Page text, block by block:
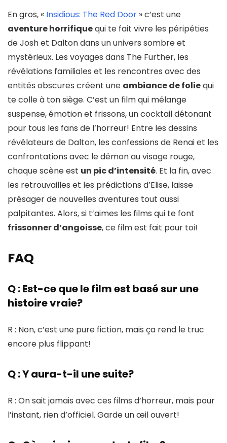
En gros, « Insidious: The Red Door » c’est une
aventure horrifiquequi te fait vivre les péripéties
de Josh et Dalton dans un univers sombre et
mystérieux. Les voyages dans The Further, les
révélations familiales et les rencontres avec des
entités obscures créent une ambiance de foliequi
te colle à ton siège. C’est un film qui mélange
suspense, émotion et frissons, un cocktail détonant
pour tous les fans de l’horreur! Entre les dessins
révélateurs de Dalton, les confessions de Renai et les
confrontations avec le démon au visage rouge,
chaque scène est un pic d’intensité. Et la fin, avec
les retrouvailles et les prédictions d’Elise, laisse
présager de nouvelles aventures tout aussi
palpitantes. Alors, si t’aimes les films qui te font
frissonner d’angoisse, ce film est fait pour toi!
FAQ
Q : Est-ce que le film est basé sur une
histoire vraie?
R : Non, c’est une pure fiction, mais ça rend le truc
encore plus flippant!
Q : Y aura-t-il une suite?
R : On sait jamais avec ces films d’horreur, mais pour
l’instant, rien d’officiel. Garde un œil ouvert!